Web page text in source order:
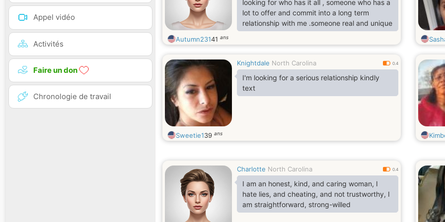
Appel vidéo
Activités
Faire un don
Chronologie de travail
looking for who has it all , someone who has a
lot to offer and commit into a long term
relationship with me .someone real and unique
Autumn23141 ans
Knightdale North Carolina 0.4
I'm looking for a serious relationship kindly
text
Sweetie139 ans
Charlotte North Carolina 0.4
I am an honest, kind, and caring woman, I
hate lies, and cheating, and not trustworthy, I
am straightforward, strong-willed